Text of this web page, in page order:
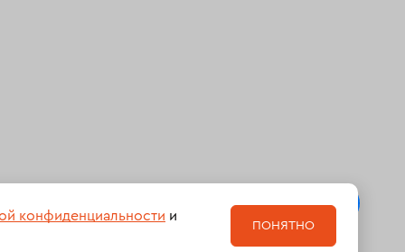
конфиденциальности и
ПОНЯТНО